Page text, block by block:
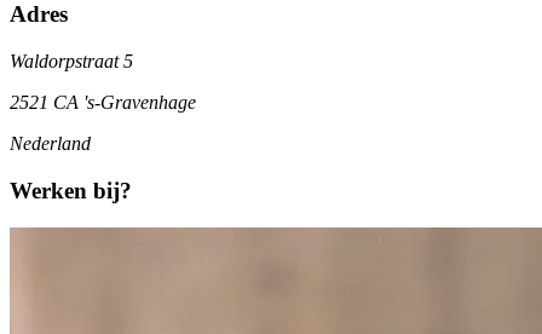
Adres
Waldorpstraat 5
2521 CA 's-Gravenhage
Nederland
Werken bij?